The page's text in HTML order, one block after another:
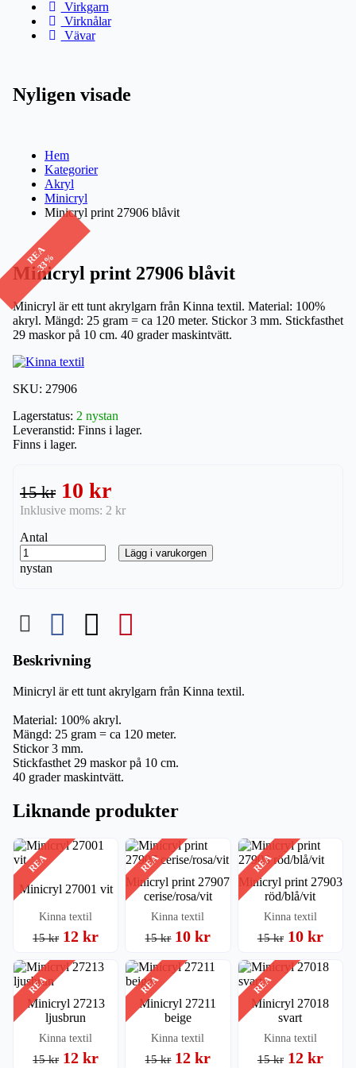
Virkgarn
Virknålar
Vävar
Nyligen visade
Hem
Kategorier
Akryl
Minicryl
Minicryl print 27906 blåvit
REA
-33%
Minicryl print 27906 blåvit
Minicryl är ett tunt akrylgarn från Kinna textil. Material: 100%
akryl. Mängd: 25 gram = ca 120 meter. Stickor 3 mm. Stickfasthet
29 maskor på 10 cm. 40 grader maskintvätt.
SKU: 27906
Lagerstatus: 2 nystan
Leveranstid: Finns i lager.
Finns i lager.
15 kr 10 kr
Inklusive moms: 2 kr
Antal
nystan
Lägg i varukorgen
Beskrivning
Minicryl är ett tunt akrylgarn från Kinna textil.
Material: 100% akryl.
Mängd: 25 gram = ca 120 meter.
Stickor 3 mm.
Stickfasthet 29 maskor på 10 cm.
40 grader maskintvätt.
Liknande produkter
REA
Minicryl 27001 vit
Kinna textil
15 kr 12 kr
REA
Minicryl print 27907
cerise/rosa/vit
Kinna textil
15 kr 10 kr
REA
Minicryl print 27903
röd/blå/vit
Kinna textil
15 kr 10 kr
REA
Minicryl 27213
ljusbrun
Kinna textil
15 kr 12 kr
REA
Minicryl 27211
beige
Kinna textil
15 kr 12 kr
REA
Minicryl 27018
svart
Kinna textil
15 kr 12 kr